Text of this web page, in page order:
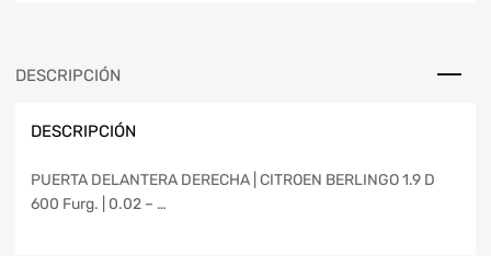
DESCRIPCIÓN
DESCRIPCIÓN
PUERTA DELANTERA DERECHA | CITROEN BERLINGO 1.9 D
600 Furg. | 0.02 – …